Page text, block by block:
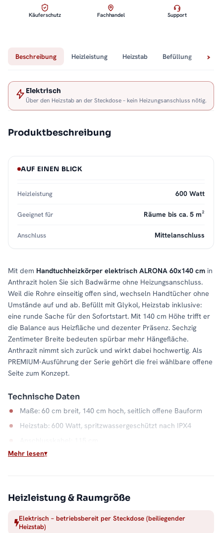
Käuferschutz Fachhandel Support
Beschreibung Heizleistung Heizstab Befüllung
Elektrisch
Über den Heizstab an der Steckdose – kein Heizungsanschluss nötig.
Produktbeschreibung
Mit dem Handtuchheizkörper elektrisch ALRONA 60x140 cm in
Anthrazit holen Sie sich Badwärme ohne Heizungsanschluss.
Weil die Rohre einseitig offen sind, wechseln Handtücher ohne
Umstände auf und ab. Befüllt mit Glykol, Heizstab inklusive:
eine runde Sache für den Sofortstart. Mit 140 cm Höhe trifft er
die Balance aus Heizfläche und dezenter Präsenz. Sechzig
Zentimeter Breite bedeuten spürbar mehr Hängefläche.
Anthrazit nimmt sich zurück und wirkt dabei hochwertig. Als
PREMIUM-Ausführung der Serie gehört die frei wählbare offene
Seite zum Konzept.
Technische Daten
Maße: 60 cm breit, 140 cm hoch, seitlich offene Bauform
Heizstab: 600 Watt, spritzwassergeschützt nach IPX4
Material: Stahl, Farbe Anthrazit
Einschalten, aufheizen, Handtuch auflegen: Der elektrische
Betrieb macht die Badwärme unabhängig vom Heizsystem. Die
offene Seite hält dabei jeden Handgriff kurz, und der
Stahlkorpus in Anthrazit bleibt ein ruhiger Blickfang. Alle
AUF EINEN BLICK
Heizleistung 600 Watt
Geeignet für Räume bis ca. 5 m²
Anschluss Mittelanschluss
Mehr lesen
Heizleistung & Raumgröße
Elektrisch – betriebsbereit per Steckdose (beiliegender
Heizstab)